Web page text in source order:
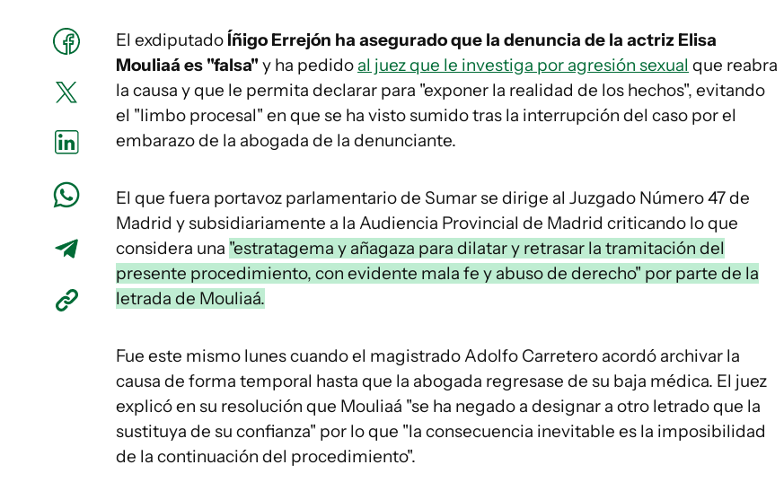
El exdiputado Íñigo Errejón ha asegurado que la denuncia de la actriz Elisa
Mouliaá es "falsa"y ha pedido al juez que le investiga por agresión sexual que reabra
la causa y que le permita declarar para "exponer la realidad de los hechos", evitando
el "limbo procesal" en que se ha visto sumido tras la interrupción del caso por el
embarazo de la abogada de la denunciante.
El que fuera portavoz parlamentario de Sumar se dirige al Juzgado Número 47 de
Madrid y subsidiariamente a la Audiencia Provincial de Madrid criticando lo que
considera una "estratagema y añagaza para dilatar y retrasar la tramitación del
presente procedimiento, con evidente mala fe y abuso de derecho" por parte de la
letrada de Mouliaá.
Fue este mismo lunes cuando el magistrado Adolfo Carretero acordó archivar la
causa de forma temporal hasta que la abogada regresase de su baja médica. El juez
explicó en su resolución que Mouliaá "se ha negado a designar a otro letrado que la
sustituya de su confianza" por lo que "la consecuencia inevitable es la imposibilidad
de la continuación del procedimiento".